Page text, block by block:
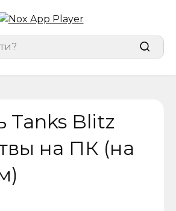
for:
Tanks Blitz
на ПК (на